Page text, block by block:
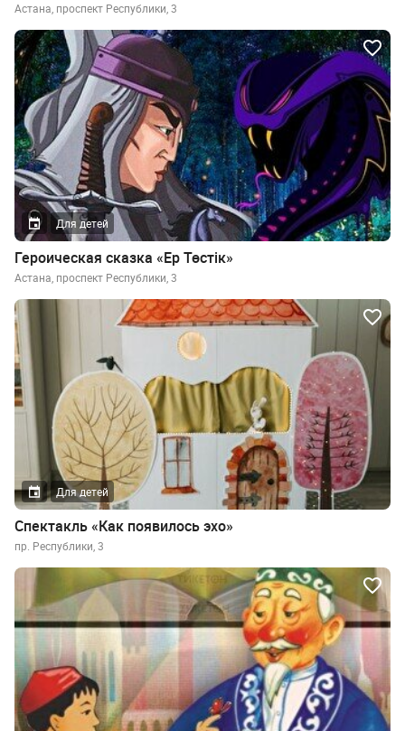
Астана, проспект Республики, 3
Для детей
Героическая сказка «Ер Төстік»
Астана, проспект Республики, 3
Для детей
Спектакль «Как появилось эхо»
пр. Республики, 3